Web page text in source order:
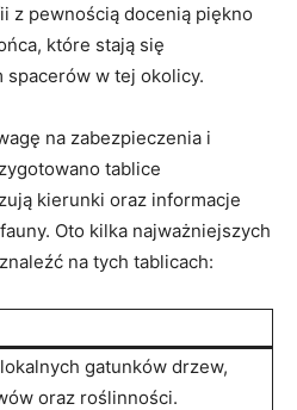
z pewnością docenią piękno
które stają się
spacerów w tej okolicy.
na zabezpieczenia i
tablice
kierunki oraz informacje
Oto kilka najważniejszych
na tych tablicach:
gatunków drzew,
oraz roślinności.